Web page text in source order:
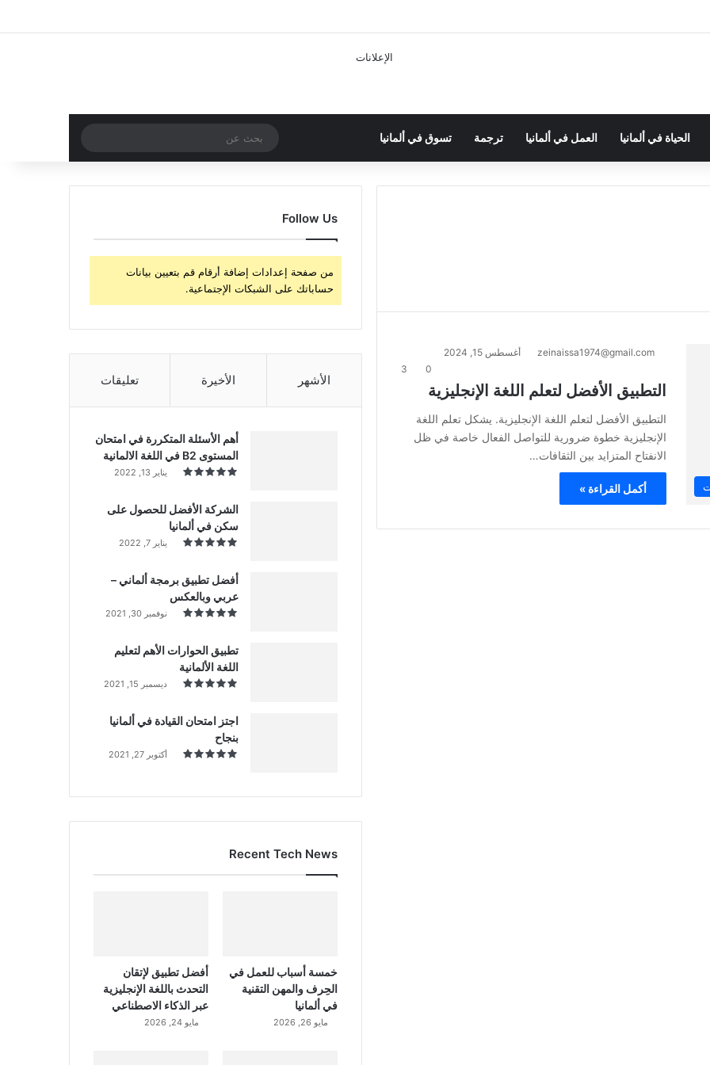
الإعلانات
الحياة في ألمانيا العمل في ألمانيا ترجمة تسوق في ألمانيا مقال عشوائي
عن
zeinaissa1974@gmail.com
أغسطس 15, 2024
0
3
التطبيق الأفضل لتعلم اللغة الإنجليزية
التطبيق الأفضل لتعلم اللغة الإنجليزية. يشكل تعلم اللغة
الإنجليزية خطوة ضرورية للتواصل الفعال خاصة في ظل
الانفتاح المتزايد بين الثقافات…
أكمل القراءة »
Follow Us
من صفحة إعدادات إضافة أرقام قم بتعيين بيانات
حساباتك على الشبكات الإجتماعية.
الأشهر الأخيرة تعليقات
أهم الأسئلة المتكررة في امتحان
المستوى B2 في اللغة الالمانية
يناير 13, 2022
الشركة الأفضل للحصول على
سكن في ألمانيا
يناير 7, 2022
أفضل تطبيق برمجة ألماني –
عربي وبالعكس
نوفمبر 30, 2021
تطبيق الحوارات الأهم لتعليم
اللغة الألمانية
ديسمبر 15, 2021
اجتز امتحان القيادة في ألمانيا
بنجاح
أكتوبر 27, 2021
Recent Tech News
خمسة أسباب للعمل في
الحِرف والمهن التقنية
في ألمانيا
مايو 26, 2026
أفضل تطبيق لإتقان
التحدث باللغة الإنجليزية
عبر الذكاء الاصطناعي
مايو 24, 2026